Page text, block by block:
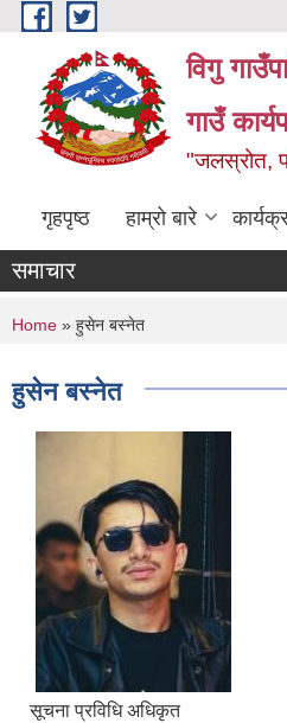
Skip to main content
विगु
गाउँ
"जलस्रोत,
गृहपृष्ठ हाम्रो बारे
समाचार
You are here
Home » हुसेन बस्नेत
हुसेन बस्नेत
सूचना प्रविधि अधिकृत